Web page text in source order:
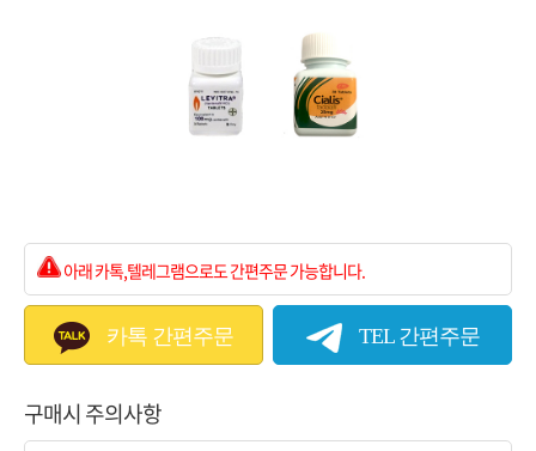
아래 카톡,텔레그램으로도 간편주문 가능합니다.
카톡 간편주문 TEL 간편주문
구매시 주의사항